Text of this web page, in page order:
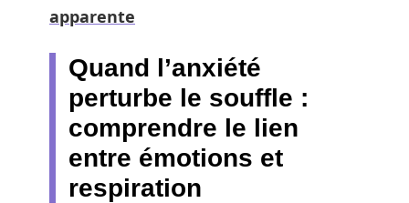
apparente
Quand l’anxiété
perturbe le souffle :
comprendre le lien
entre émotions et
respiration